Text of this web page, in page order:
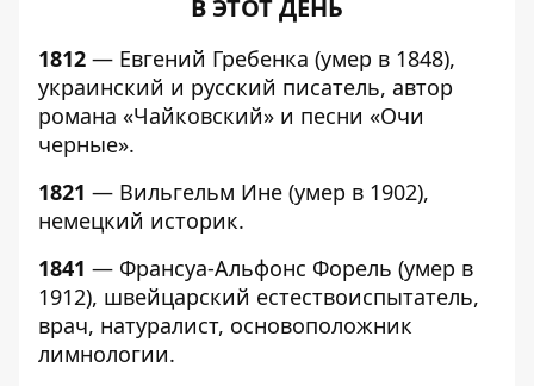
В ЭТОТ ДЕНЬ
1812 — Евгений Гребенка (умер в 1848),
украинский и русский писатель, автор
романа «Чайковский» и песни «Очи
черные».
1821 — Вильгельм Ине (умер в 1902),
немецкий историк.
1841 — Франсуа-Альфонс Форель (умер в
1912), швейцарский естествоиспытатель,
врач, натуралист, основоположник
лимнологии.